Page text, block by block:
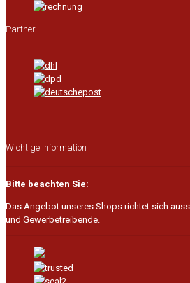
Partner
Wichtige Information
Bitte beachten Sie:
Das Angebot unseres Shops richtet sich
und Gewerbetreibende.